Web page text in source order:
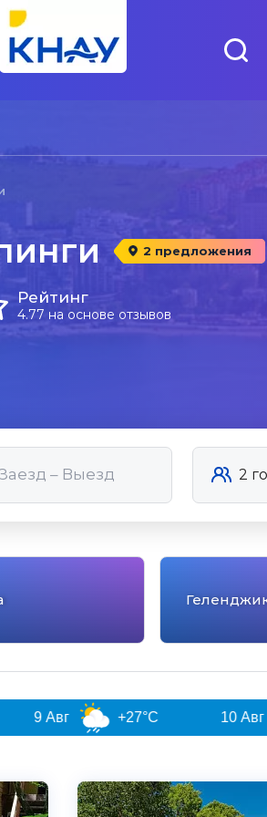
2 предложения
Рейтинг
4.77 на основе отзывов
+27°C 10 Авг +28°C